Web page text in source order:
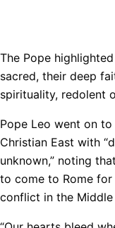
The Pope
sacred, their deep
spirituality, redolent
Pope Leo went on
Christian East with
unknown,” noting
to come to Rome
conflict in the Middle